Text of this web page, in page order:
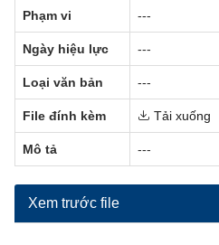
Phạm vi ---
Ngày hiệu lực ---
Loại văn bản ---
File đính kèm Tải xuống
Mô tả ---
Xem trước file